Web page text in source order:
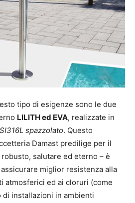
tipo di esigenze sono le due
LILITH ed EVA, realizzate in
spazzolato. Questo
Damast predilige per il
salutare ed eterno – è
miglior resistenza alla
atmosferici ed ai cloruri (come
di installazioni in ambienti